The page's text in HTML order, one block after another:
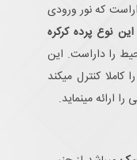
که نور ورودی
نوع پرده کرکره
را داراست. این
کاملا کنترل میکند
ارائه مینماید.